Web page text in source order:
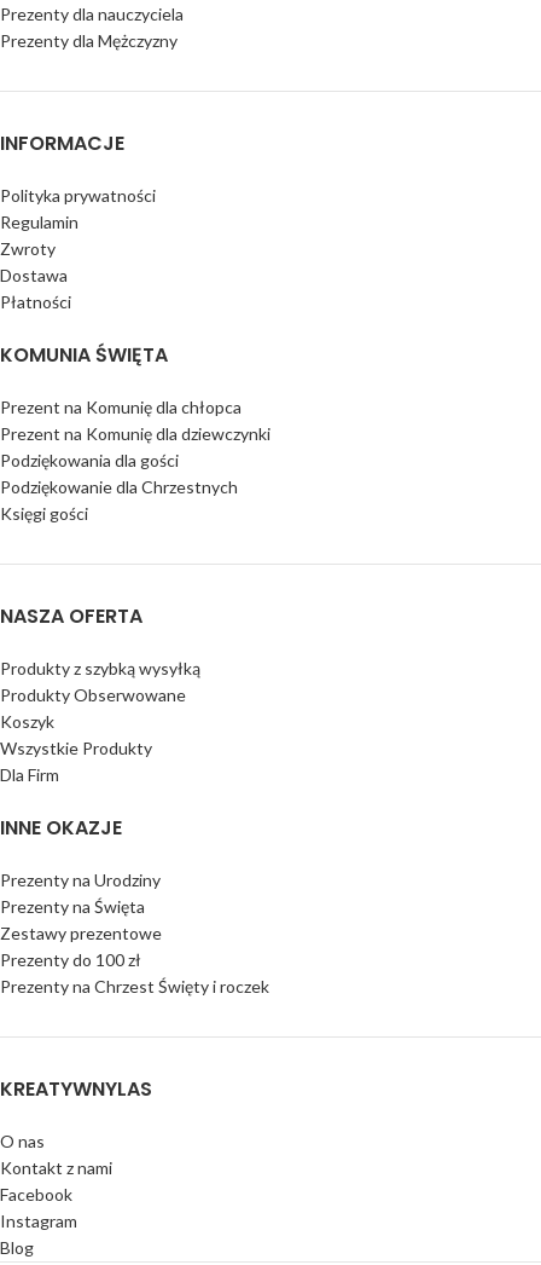
Prezenty dla nauczyciela
Prezenty dla Mężczyzny
INFORMACJE
Polityka prywatności
Regulamin
Zwroty
Dostawa
Płatności
KOMUNIA ŚWIĘTA
Prezent na Komunię dla chłopca
Prezent na Komunię dla dziewczynki
Podziękowania dla gości
Podziękowanie dla Chrzestnych
Księgi gości
NASZA OFERTA
Produkty z szybką wysyłką
Produkty Obserwowane
Koszyk
Wszystkie Produkty
Dla Firm
INNE OKAZJE
Prezenty na Urodziny
Prezenty na Święta
Zestawy prezentowe
Prezenty do 100 zł
Prezenty na Chrzest Święty i roczek
KREATYWNYLAS
O nas
Kontakt z nami
Facebook
Instagram
Blog